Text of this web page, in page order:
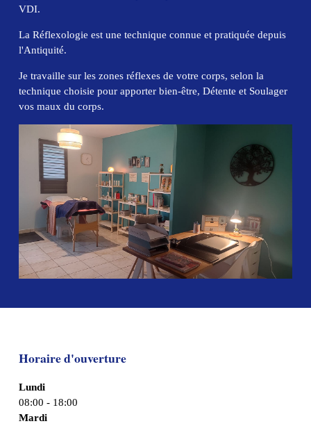
VDI.
La Réflexologie est une technique connue et pratiquée depuis
l'Antiquité.
Je travaille sur les zones réflexes de votre corps, selon la
technique choisie pour apporter bien-être, Détente et Soulager
vos maux du corps.
Horaire d'ouverture
Lundi
08:00 - 18:00
Mardi